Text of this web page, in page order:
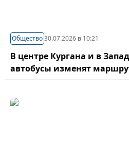
Общество30.07.2026 в 10:21
В центре Кургана и в
автобусы изменят